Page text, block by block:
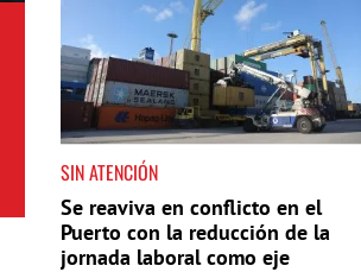
SIN ATENCIÓN
Se reaviva en conflicto en el
Puerto con la reducción de la
jornada laboral como eje